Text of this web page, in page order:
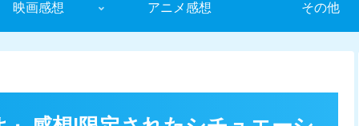
映画感想 アニメ感想 その他